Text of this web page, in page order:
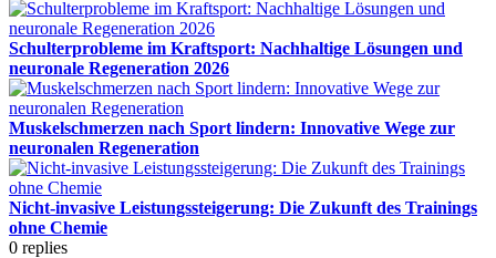
Schulterprobleme im Kraftsport: Nachhaltige Lösungen und
neuronale Regeneration 2026
Muskelschmerzen nach Sport lindern: Innovative Wege zur
neuronalen Regeneration
Nicht-invasive Leistungssteigerung: Die Zukunft des Trainings
ohne Chemie
0 replies